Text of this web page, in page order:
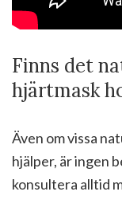
Finns det
hjärtmask
Även om vissa
hjälper, är ingen
konsultera alltid